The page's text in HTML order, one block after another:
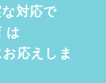
対応で
は
応えしま